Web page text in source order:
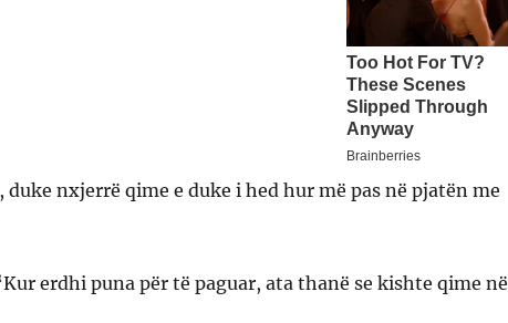
nxjerrë qime e duke i hed hur më pas në pjatën me
erdhi puna për të paguar, ata thanë se kishte qime në